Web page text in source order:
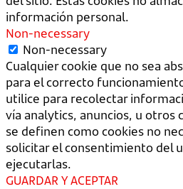
información personal.
Non-necessary
Non-necessary
Cualquier cookie que no sea
para el correcto
utilice para recolectar
vía analytics, anuncios, u otros
se definen como cookies no
solicitar el consentimiento del
ejecutarlas.
GUARDAR Y ACEPTAR